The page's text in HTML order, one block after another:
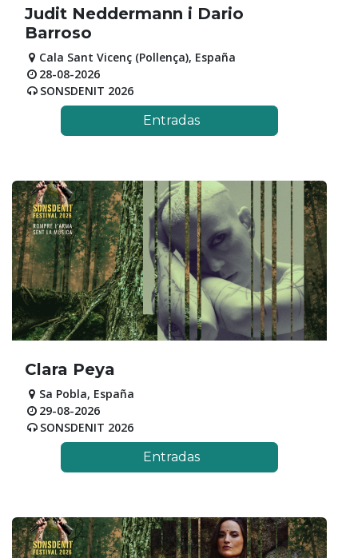
Judit Neddermann i Dario
Barroso
Cala Sant Vicenç (Pollença), España
28-08-2026
SONSDENIT 2026
Entradas
Clara Peya
Sa Pobla, España
29-08-2026
SONSDENIT 2026
Entradas